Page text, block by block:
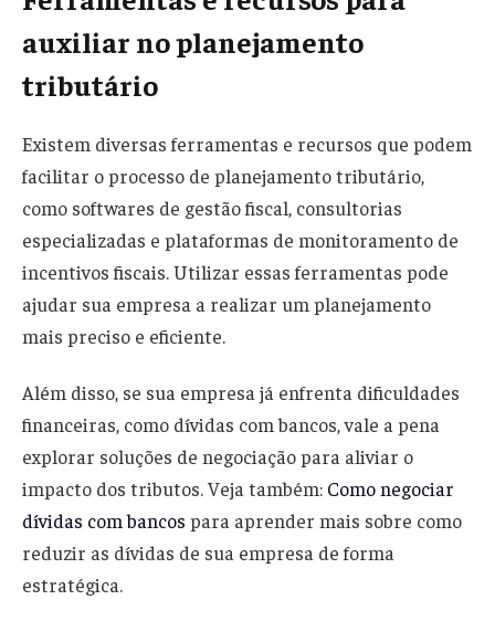
auxiliar no planejamento
tributário
Existem diversas ferramentas e recursos que podem
facilitar o processo de planejamento tributário,
como softwares de gestão fiscal, consultorias
especializadas e plataformas de monitoramento de
incentivos fiscais. Utilizar essas ferramentas pode
ajudar sua empresa a realizar um planejamento
mais preciso e eficiente.
Além disso, se sua empresa já enfrenta dificuldades
financeiras, como dívidas com bancos, vale a pena
explorar soluções de negociação para aliviar o
impacto dos tributos. Veja também: Como negociar
dívidas com bancos para aprender mais sobre como
reduzir as dívidas de sua empresa de forma
estratégica.